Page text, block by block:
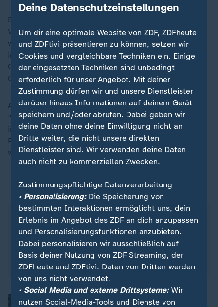
Bei vielen Bauprojekten im Land in der jüngeren
Vergangenheit hatte es Unklarheit gegeben, aus
welchen Quellen die Gelder dafür stammten. "Es gab
immer wieder den Verdacht, dass es sich dabei um
Geldwäsche handelt, von Drogengeldern, von
Geschäftsleuten mit sehr dubiosem Hintergrund."
All das verstärke den Eindruck der Bevölkerung, dass
"nicht wirklich im Interesse der Bevölkerung, sondern
im Interesse eines Mannes, beziehungsweise der
Privatinteressen von Wirtschaftstreibenden regiert
wird".
Florian Bieber...
... ist Politologe und Historiker. Er ist Professor für
Geschichte und Politik Südosteuropas und leitet
als Direktor das Zentrum für Südosteuropastudien
an der Karl-Franzens-Universität.
Deine Datenschutzeinstellungen
Um dir eine optimale Website von ZDF, ZDFheute
und ZDFtivi präsentieren zu können, setzen wir
Cookies und vergleichbare Techniken ein. Einige
der eingesetzten Techniken sind unbedingt
erforderlich für unser Angebot. Mit deiner
Zustimmung dürfen wir und unsere Dienstleister
darüber hinaus Informationen auf deinem Gerät
speichern und/oder abrufen. Dabei geben wir
deine Daten ohne deine Einwilligung nicht an
Dritte weiter, die nicht unsere direkten
Dienstleister sind. Wir verwenden deine Daten
auch nicht zu kommerziellen Zwecken.
Zustimmungspflichtige Datenverarbeitung
• Personalisierung:Die Speicherung von
bestimmten Interaktionen ermöglicht uns, dein
Erlebnis im Angebot des ZDF an dich anzupassen
und Personalisierungsfunktionen anzubieten.
Dabei personalisieren wir ausschließlich auf
Basis deiner Nutzung von ZDF Streaming, der
ZDFheute und ZDFtivi. Daten von Dritten werden
von uns nicht verwendet.
• Social Media und externe Drittsysteme:Wir
nutzen Social-Media-Tools und Dienste von